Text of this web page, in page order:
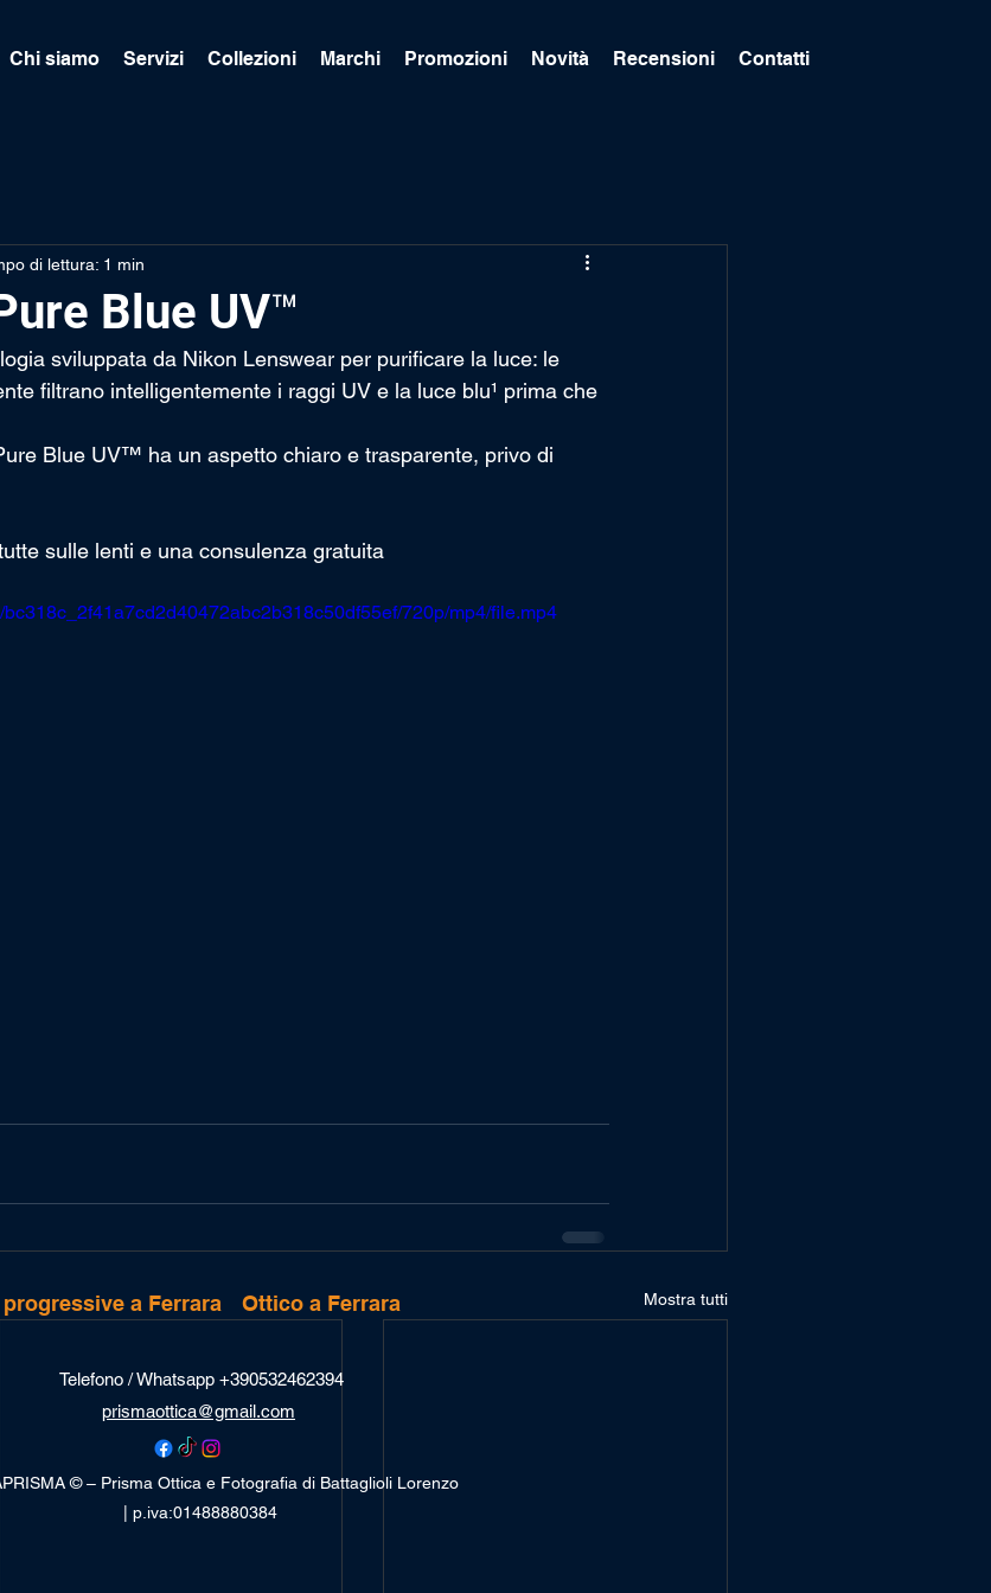
Chi siamo Servizi Collezioni Marchi Promozioni Novità Recensioni Contatti
Blue UV™
di lettura: 1 min
sviluppata da Nikon Lenswear per purificare la luce: le
filtrano intelligentemente i raggi UV e la luce blu¹ prima che
Blue UV™ ha un aspetto chiaro e trasparente, privo di
sulle lenti e una consulenza gratuita
720p/mp4/file.mp4
Mostra tutti
a Ferrara Ottico a Ferrara
Telefono / Whatsapp +390532462394
prismaottica@gmail.com
© – Prisma Ottica e Fotografia di Battaglioli Lorenzo
| p.iva:01488880384